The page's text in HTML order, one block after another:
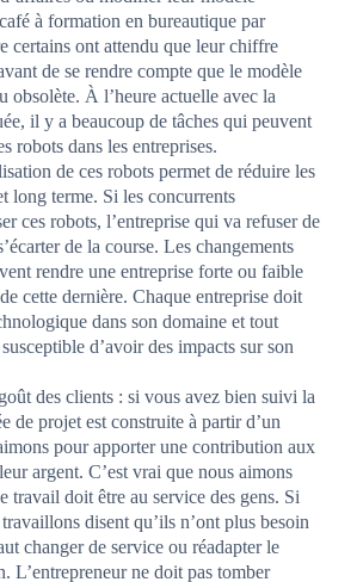
à formation en bureautique par
certains ont attendu que leur chiffre
de se rendre compte que le modèle
obsolète. À l’heure actuelle avec la
il y a beaucoup de tâches qui peuvent
robots dans les entreprises.
de ces robots permet de réduire les
long terme. Si les concurrents
ces robots, l’entreprise qui va refuser de
de la course. Les changements
rendre une entreprise forte ou faible
cette dernière. Chaque entreprise doit
dans son domaine et tout
d’avoir des impacts sur son
des clients : si vous avez bien suivi la
de projet est construite à partir d’un
pour apporter une contribution aux
argent. C’est vrai que nous aimons
travail doit être au service des gens. Si
disent qu’ils n’ont plus besoin
changer de service ou réadapter le
L’entrepreneur ne doit pas tomber